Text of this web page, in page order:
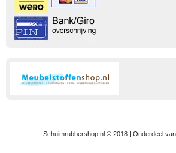
Schuimrubbershop.nl © 2018 | Onderdeel